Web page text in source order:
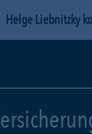
Helge Liebnitzky